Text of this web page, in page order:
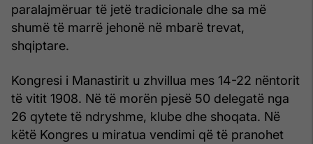
paralajmëruar të jetë tradicionale dhe sa më
shumë të marrë jehonë në mbarë trevat,
shqiptare.
Kongresi i Manastirit u zhvillua mes 14-22 nëntorit
të vitit 1908. Në të morën pjesë 50 delegatë nga
26 qytete të ndryshme, klube dhe shoqata. Në
këtë Kongres u miratua vendimi që të pranohet